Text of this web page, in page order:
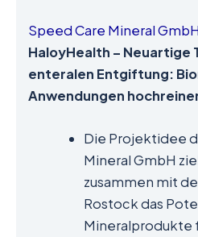
Speed Care Mineral GmbH
HaloyHealth – Neuartige
enteralen Entgiftung:
Anwendungen
Die Projektidee
Mineral GmbH
zusammen mit
Rostock das
Mineralprodukte